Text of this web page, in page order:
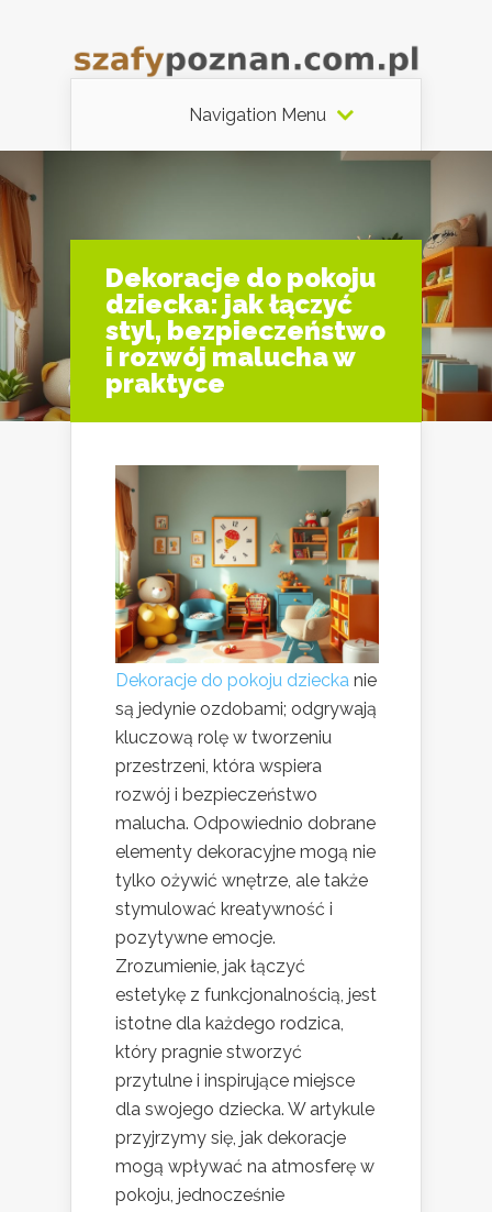
Navigation Menu
Dekoracje do pokoju
dziecka: jak łączyć
styl, bezpieczeństwo
i rozwój malucha w
praktyce
Dekoracje do pokoju dziecka nie
są jedynie ozdobami; odgrywają
kluczową rolę w tworzeniu
przestrzeni, która wspiera
rozwój i bezpieczeństwo
malucha. Odpowiednio dobrane
elementy dekoracyjne mogą nie
tylko ożywić wnętrze, ale także
stymulować kreatywność i
pozytywne emocje.
Zrozumienie, jak łączyć
estetykę z funkcjonalnością, jest
istotne dla każdego rodzica,
który pragnie stworzyć
przytulne i inspirujące miejsce
dla swojego dziecka. W artykule
przyjrzymy się, jak dekoracje
mogą wpływać na atmosferę w
pokoju, jednocześnie